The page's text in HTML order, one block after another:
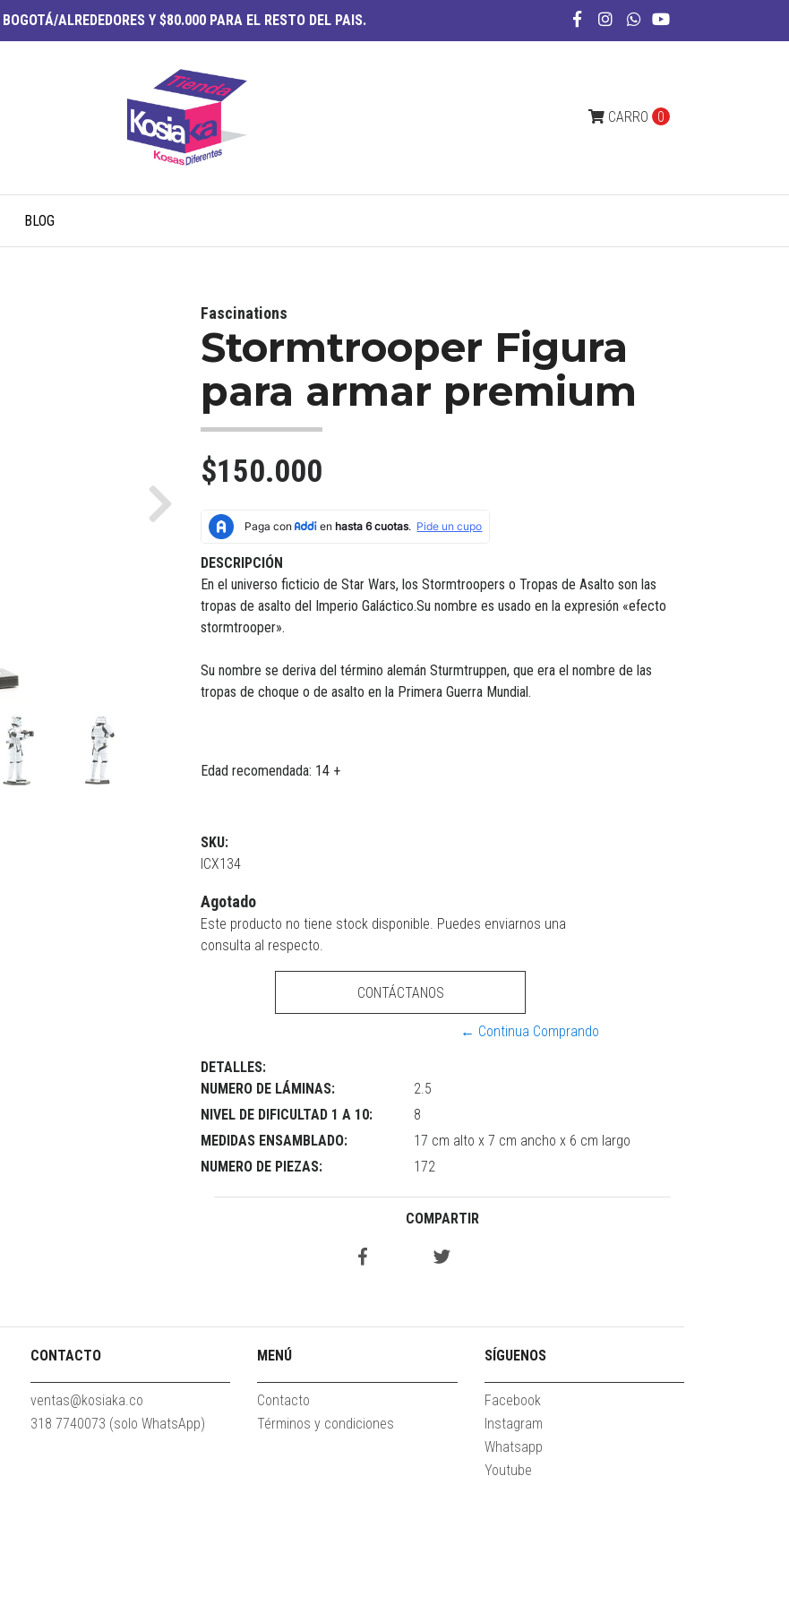
ALREDEDORES Y $80.000 PARA EL RESTO DEL PAIS.
CARRO 0
BLOG
Next
Fascinations
Stormtrooper Figura
para armar premium
$150.000
DESCRIPCIÓN
En el universo ficticio de Star Wars, los Stormtroopers o Tropas de Asalto son las
tropas de asalto del Imperio Galáctico.Su nombre es usado en la expresión «efecto
stormtrooper».
Su nombre se deriva del término alemán Sturmtruppen, que era el nombre de las
tropas de choque o de asalto en la Primera Guerra Mundial.
Edad recomendada: 14 +
SKU:
ICX134
Agotado
Este producto no tiene stock disponible. Puedes enviarnos una
consulta al respecto.
CONTÁCTANOS
← Continua Comprando
DETALLES:
NUMERO DE LÁMINAS:
2.5
NIVEL DE DIFICULTAD 1 A 10:
8
MEDIDAS ENSAMBLADO:
17 cm alto x 7 cm ancho x 6 cm largo
NUMERO DE PIEZAS:
172
COMPARTIR
CONTACTO
ventas@kosiaka.co
318 7740073 (solo WhatsApp)
MENÚ
Contacto
Términos y condiciones
SÍGUENOS
Facebook
Instagram
Whatsapp
Youtube